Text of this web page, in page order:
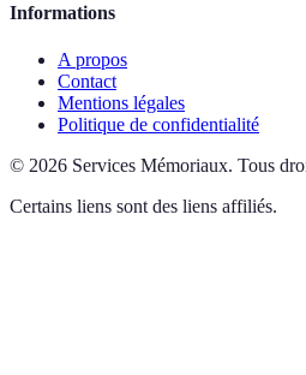
Informations
A propos
Contact
Mentions légales
Politique de confidentialité
© 2026 Services Mémoriaux. Tous
Certains liens sont des liens affiliés.